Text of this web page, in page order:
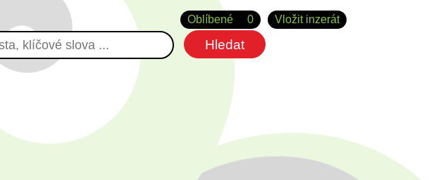
Vložit inzerát
Oblíbené 0